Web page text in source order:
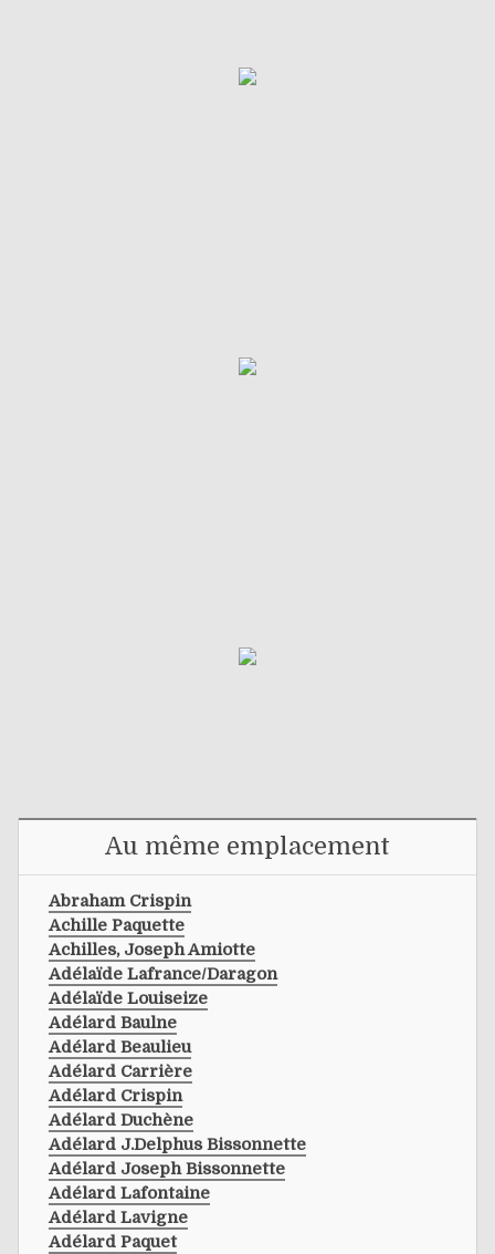
Au même emplacement
Abraham Crispin
Achille Paquette
Achilles, Joseph Amiotte
Adélaïde Lafrance/daragon
Adélaïde Louiseize
Adélard Baulne
Adélard Beaulieu
Adélard Carrière
Adélard Crispin
Adélard Duchène
Adélard J.delphus Bissonnette
Adélard Joseph Bissonnette
Adélard Lafontaine
Adélard Lavigne
Adélard Paquet